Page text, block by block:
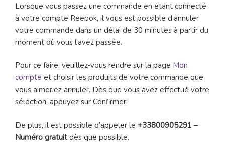
Lorsque vous passez une commande en étant connecté
à votre compte Reebok, il vous est possible d’annuler
votre commande dans un délai de 30 minutes à partir du
moment où vous l’avez passée.
Pour ce faire, veuillez-vous rendre sur la page Mon
compte et choisir les produits de votre commande que
vous aimeriez annuler. Dès que vous avez effectué votre
sélection, appuyez sur Confirmer.
De plus, il est possible d’appeler le +33800905291 –
Numéro gratuitdès que possible.